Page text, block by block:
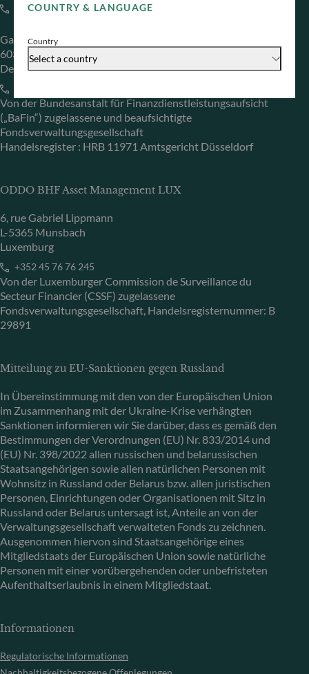
COUNTRY & LANGUAGE
Country
Select a country
+49 (0) 211 239 24 01
Gallusanlage 8
60329 Frankfurt am Main
Deutschland
Von der Bundesanstalt für Finanzdienstleistungsaufsicht
(„BaFin“) zugelassene und beaufsichtigte
Fondsverwaltungsgesellschaft
Handelsregister : HRB 11971 Amtsgericht Düsseldorf
ODDO BHF Asset Management LUX
6, rue Gabriel Lippmann
L-5365 Munsbach
Luxemburg
+352 45 76 76 245
Von der Luxemburger Commission de Surveillance du
Secteur Financier (CSSF) zugelassene
Fondsverwaltungsgesellschaft, Handelsregisternummer: B
29891
Mitteilung zu EU-Sanktionen gegen Russland
In Übereinstimmung mit den von der Europäischen Union
im Zusammenhang mit der Ukraine-Krise verhängten
Sanktionen informieren wir Sie darüber, dass es gemäß den
Bestimmungen der Verordnungen (EU) Nr. 833/2014 und
(EU) Nr. 398/2022 allen russischen und belarussischen
Staatsangehörigen sowie allen natürlichen Personen mit
Wohnsitz in Russland oder Belarus bzw. allen juristischen
Personen, Einrichtungen oder Organisationen mit Sitz in
Russland oder Belarus untersagt ist, Anteile an von der
Verwaltungsgesellschaft verwalteten Fonds zu zeichnen.
Ausgenommen hiervon sind Staatsangehörige eines
Mitgliedstaats der Europäischen Union sowie natürliche
Personen mit einer vorübergehenden oder unbefristeten
Aufenthaltserlaubnis in einem Mitgliedstaat.
Informationen
Regulatorische Informationen